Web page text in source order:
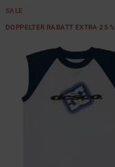
SALE
DOPPELTER RABATT EXTRA 25 %